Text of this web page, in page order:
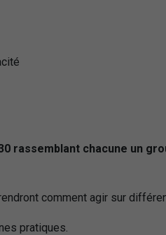
rassemblant chacune un
comment agir sur
pratiques.